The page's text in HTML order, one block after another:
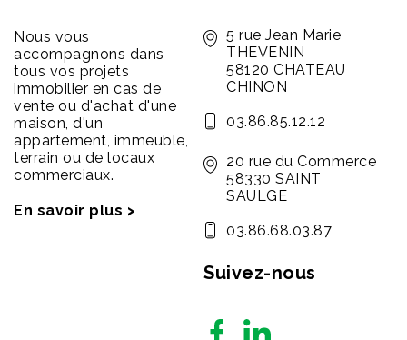
Nous vous
accompagnons dans
tous vos projets
immobilier en cas de
vente ou d'achat d'une
maison, d'un
appartement, immeuble,
terrain ou de locaux
commerciaux.
En savoir plus >
5 rue Jean Marie
THEVENIN
58120 CHATEAU
CHINON
03.86.85.12.12
20 rue du Commerce
58330 SAINT
SAULGE
03.86.68.03.87
Suivez-nous